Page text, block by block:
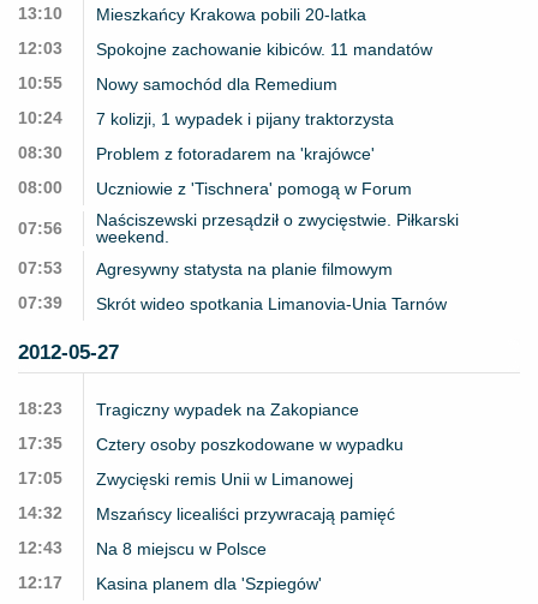
13:10
Mieszkańcy Krakowa pobili 20-latka
12:03
Spokojne zachowanie kibiców. 11 mandatów
10:55
Nowy samochód dla Remedium
10:24
7 kolizji, 1 wypadek i pijany traktorzysta
08:30
Problem z fotoradarem na 'krajówce'
08:00
Uczniowie z 'Tischnera' pomogą w Forum
07:56
Naściszewski przesądził o zwycięstwie. Piłkarski
weekend.
07:53
Agresywny statysta na planie filmowym
07:39
Skrót wideo spotkania Limanovia-Unia Tarnów
2012-05-27
18:23
Tragiczny wypadek na Zakopiance
17:35
Cztery osoby poszkodowane w wypadku
17:05
Zwycięski remis Unii w Limanowej
14:32
Mszańscy licealiści przywracają pamięć
12:43
Na 8 miejscu w Polsce
12:17
Kasina planem dla 'Szpiegów'